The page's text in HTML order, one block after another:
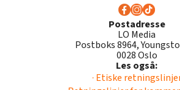
Postadresse
LO Media
Postboks 8964,
0028 Oslo
Les også:
· Etiske